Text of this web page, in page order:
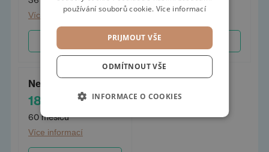
Více informací
Neomezený 60
18 373 Kč/měs.
60 měsíců
Více informací
používání souborů cookie. Více informací
PRIJMOUT VŠE
ODMÍTNOUT VŠE
INFORMACE O COOKIES